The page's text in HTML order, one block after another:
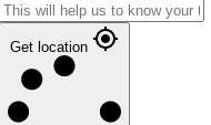
Get location